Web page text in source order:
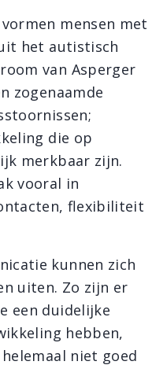
mensen met
het autistisch
van Asperger
zogenaamde
die op
merkbaar zijn.
vooral in
flexibiliteit
kunnen zich
uiten. Zo zijn er
een duidelijke
hebben,
niet goed